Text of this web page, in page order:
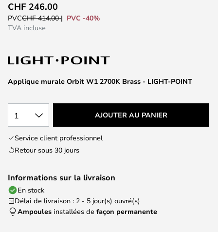
to
the
the
gallery
Applique murale Orbit W1 2700K Brass - LIGHT-POINT
CHF 246.00
PVCCHF 414.00
PVC -40%
TVA incluse
1 AJOUTER AU PANIER
Service client professionnel
Retour sous 30 jours
Informations sur la livraison
En stock
Délai de livraison : 2 - 5 jour(s) ouvré(s)
Ampoules installées de façon permanente